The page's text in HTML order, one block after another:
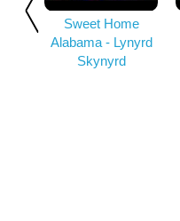
Sweet Home
Alabama - Lynyrd
Skynyrd